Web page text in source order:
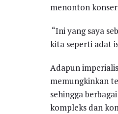
menonton
“Ini yang saya
kita seperti adat
Adapun
memungkinkan
sehingga
kompleks dan